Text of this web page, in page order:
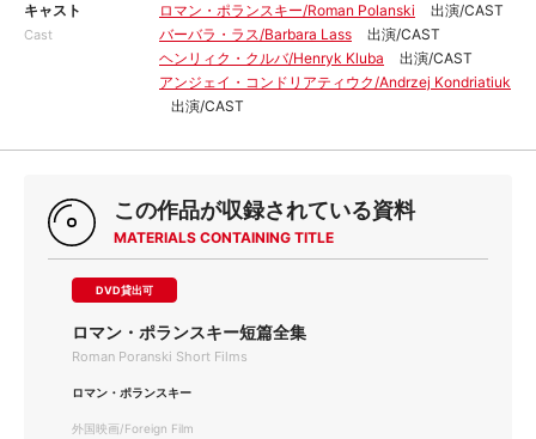
キャスト
Cast
ロマン・ポランスキー/Roman Polanski
出演/CAST
バーバラ・ラス/Barbara Lass
出演/CAST
ヘンリィク・クルバ/Henryk Kluba
出演/CAST
アンジェイ・コンドリアティウク/Andrzej Kondriatiuk
出演/CAST
この作品が収録されている資料
MATERIALS CONTAINING TITLE
DVD貸出可
ロマン・ポランスキー短篇全集
Roman Poranski Short Films
ロマン・ポランスキー
外国映画/Foreign Film